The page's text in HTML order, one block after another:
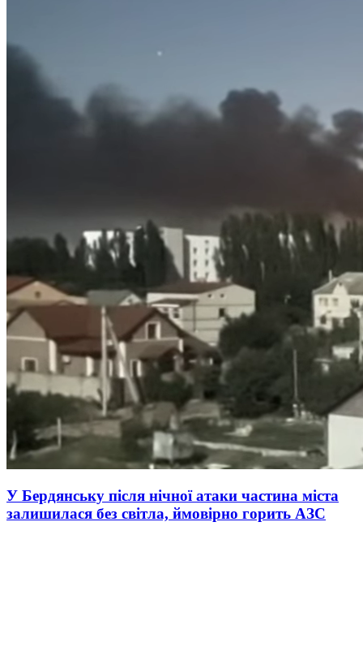
У Бердянську після нічної атаки частина міста
залишилася без світла, ймовірно горить АЗС